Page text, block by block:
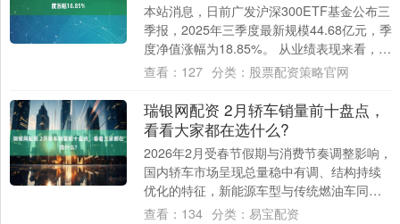
本站消息，日前广发沪深300ETF基金公布三
季报，2025年三季度最新规模44.68亿元，季
度净值涨幅为18.85%。 从业绩表现来看，广
发沪深300ETF基金....
查看： 127 分类： 股票配资策略官网
瑞银网配资 2月轿车销量前十盘点，
看看大家都在选什么?
2026年2月受春节假期与消费节奏调整影响，
国内轿车市场呈现总量稳中有调、结构持续
优化的特征，新能源车型与传统燃油车同台
竞技，自主与合资品牌格局进一步重塑。当
查看： 134 分类： 易宝配资